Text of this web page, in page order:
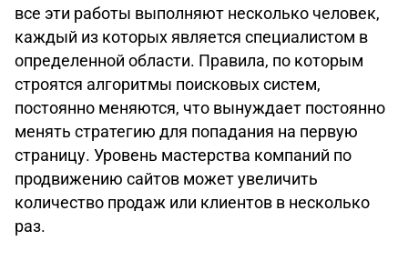
все эти работы выполняют несколько человек,
каждый из которых является специалистом в
определенной области. Правила, по которым
строятся алгоритмы поисковых систем,
постоянно меняются, что вынуждает постоянно
менять стратегию для попадания на первую
страницу. Уровень мастерства компаний по
продвижению сайтов может увеличить
количество продаж или клиентов в несколько
раз.